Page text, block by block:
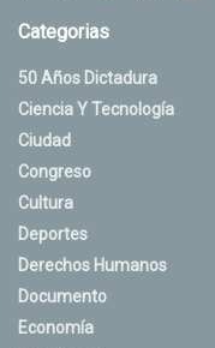
Categorias
50 Años Dictadura
Ciencia Y Tecnología
Ciudad
Congreso
Cultura
Deportes
Derechos Humanos
Documento
Economía